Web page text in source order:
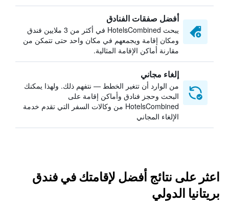
أفضل صفقات الفنادق
يبحث HotelsCombined في أكثر من 3 ملايين فندق
ومكان إقامة ويجمعهم في مكان واحد حتى تتمكن من
مقارنة أماكن الإقامة المثالية.
إلغاء مجاني
من الوارد أن تتغير الخطط — نتفهم ذلك. ولهذا يمكنك
البحث وحجز فنادق وأماكن إقامة على
HotelsCombined من وكالات السفر التي تقدم خدمة
الإلغاء المجاني
اعثر على نتائج أفضل لإقامتك في فندق
بريتانيا الدولي